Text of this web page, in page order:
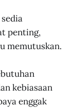
penting,
memutuskan.
kebiasaan
enggak